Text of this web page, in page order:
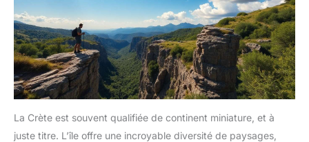
La Crète est souvent qualifiée de continent miniature, et à
juste titre. L’île offre une incroyable diversité de paysages,